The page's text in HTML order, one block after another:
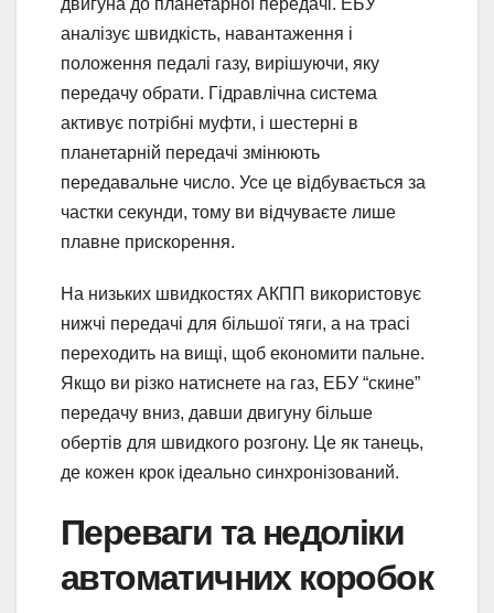
двигуна до планетарної передачі. ЕБУ
аналізує швидкість, навантаження і
положення педалі газу, вирішуючи, яку
передачу обрати. Гідравлічна система
активує потрібні муфти, і шестерні в
планетарній передачі змінюють
передавальне число. Усе це відбувається за
частки секунди, тому ви відчуваєте лише
плавне прискорення.
На низьких швидкостях АКПП використовує
нижчі передачі для більшої тяги, а на трасі
переходить на вищі, щоб економити пальне.
Якщо ви різко натиснете на газ, ЕБУ “скине”
передачу вниз, давши двигуну більше
обертів для швидкого розгону. Це як танець,
де кожен крок ідеально синхронізований.
Переваги та недоліки
автоматичних коробок